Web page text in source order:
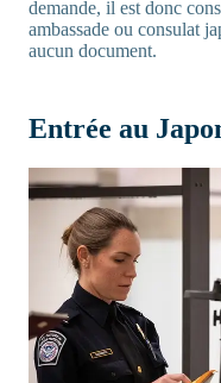
demande, il est donc
ambassade ou consulat
aucun document.
Entrée au